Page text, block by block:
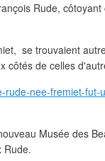
Rude,
se trouvaient
côtés de celles
rude-nee-fremiet-
Musée des
Rude.